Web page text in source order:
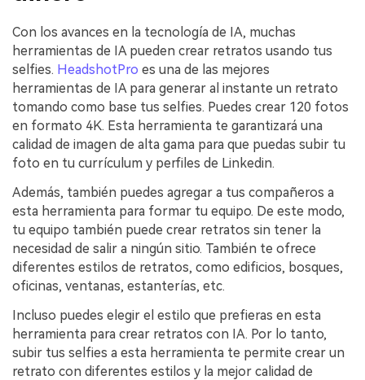
Con los avances en la tecnología de IA, muchas
herramientas de IA pueden crear retratos usando tus
selfies. HeadshotPro es una de las mejores
herramientas de IA para generar al instante un retrato
tomando como base tus selfies. Puedes crear 120 fotos
en formato 4K. Esta herramienta te garantizará una
calidad de imagen de alta gama para que puedas subir tu
foto en tu currículum y perfiles de Linkedin.󠀲󠀡󠀡󠀤󠀦󠀡󠀢󠀢󠀤󠀳
Además, también puedes agregar a tus compañeros a
esta herramienta para formar tu equipo.󠀲󠀡󠀡󠀤󠀦󠀡󠀢󠀢󠀥󠀳󠀰 De este modo,
tu equipo también puede crear retratos sin tener la
necesidad de salir a ningún sitio.󠀲󠀡󠀡󠀤󠀦󠀡󠀢󠀢󠀦󠀳󠀰 También te ofrece
diferentes estilos de retratos, como edificios, bosques,
oficinas, ventanas, estanterías, etc.󠀲󠀡󠀡󠀤󠀦󠀡󠀢󠀢󠀧󠀳
Incluso puedes elegir el estilo que prefieras en esta
herramienta para crear retratos con IA.󠀲󠀡󠀡󠀤󠀦󠀡󠀢󠀢󠀨󠀳󠀰 Por lo tanto,
subir tus selfies a esta herramienta te permite crear un
retrato con diferentes estilos y la mejor calidad de